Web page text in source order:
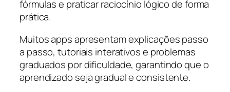
fórmulas e praticar raciocínio lógico de forma
prática.
Muitos apps apresentam explicações passo
a passo, tutoriais interativos e problemas
graduados por dificuldade, garantindo que o
aprendizado seja gradual e consistente.